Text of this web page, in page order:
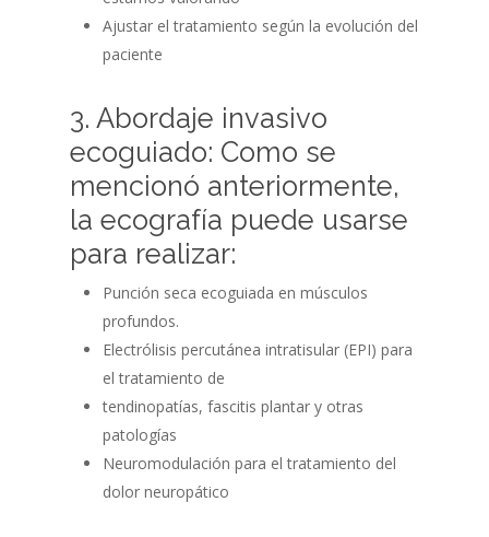
Ajustar el tratamiento según la evolución del
paciente
3. Abordaje invasivo
ecoguiado: Como se
mencionó anteriormente,
la ecografía puede usarse
para realizar:
Punción seca ecoguiada en músculos
profundos.
Electrólisis percutánea intratisular (EPI) para
el tratamiento de
tendinopatías, fascitis plantar y otras
patologías
Neuromodulación para el tratamiento del
dolor neuropático